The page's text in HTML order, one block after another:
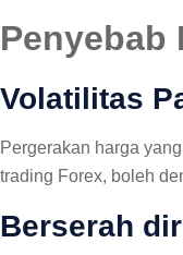
Penyebab
Volatilitas
Pergerakan harga
trading Forex, boleh
Berserah